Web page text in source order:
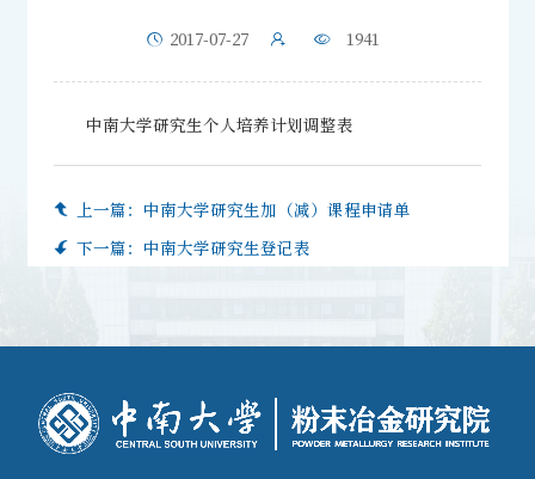
2017-07-27 1941
中南大学研究生个人培养计划调整表
上一篇： 中南大学研究生加（减）课程申请单
下一篇： 中南大学研究生登记表